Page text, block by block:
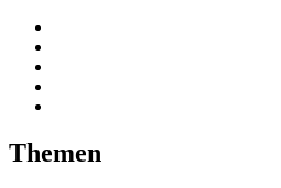
Themen